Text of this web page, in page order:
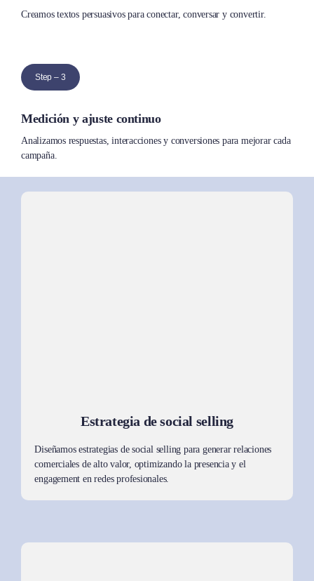
Creamos textos persuasivos para conectar, conversar y convertir.
Step – 3
Medición y ajuste continuo
Analizamos respuestas, interacciones y conversiones para mejorar cada
campaña.
Estrategia de social selling
Diseñamos estrategias de social selling para generar relaciones
comerciales de alto valor, optimizando la presencia y el
engagement en redes profesionales.